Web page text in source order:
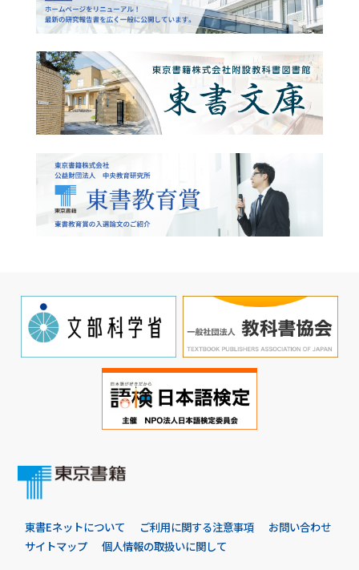
東書Eネットについて ご利用に関する注意事項
お問い合わせ
サイトマップ
個人情報の取扱いに関して